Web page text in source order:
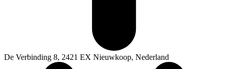
De Verbinding 8, 2421 EX Nieuwkoop, Nederland